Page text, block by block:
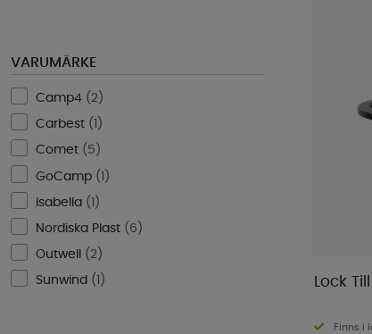
VARUMÄRKE
Camp4 ( 2)
Carbest ( )
Comet ( 5 )
GoCamp (1 )
Isabella (1 )
Nordiska Plast ( 6 )
Outwell ( 2)
Sunwind ( ) Lock
Finns i